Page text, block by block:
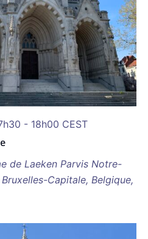
- 18h00 CEST
de Laeken Parvis Notre-
Capitale, Belgique,